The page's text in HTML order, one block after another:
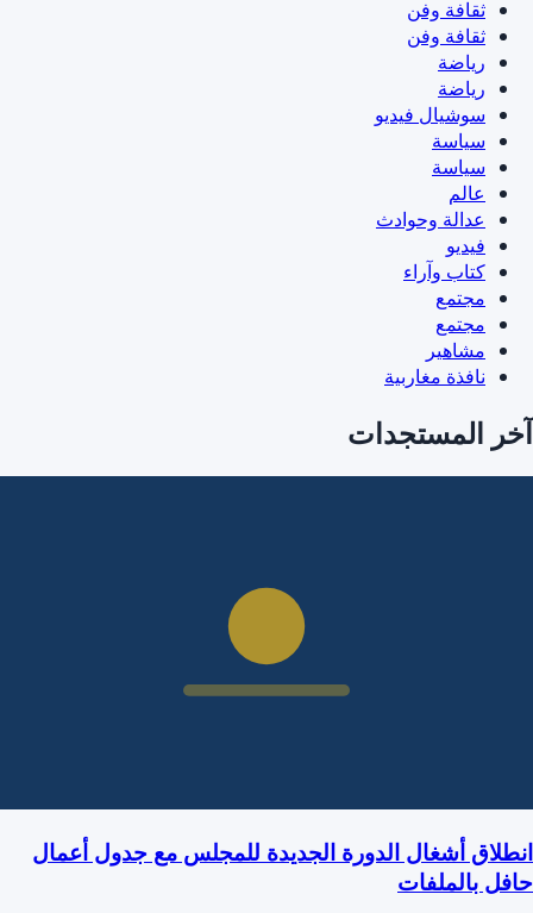
ثقافة وفن
ثقافة وفن
رياضة
رياضة
سوشيال فيديو
سياسة
سياسة
عالم
عدالة وحوادث
فيديو
كتاب وآراء
مجتمع
مجتمع
مشاهير
نافذة مغاربية
آخر المستجدات
انطلاق أشغال الدورة الجديدة للمجلس مع جدول أعمال
حافل بالملفات